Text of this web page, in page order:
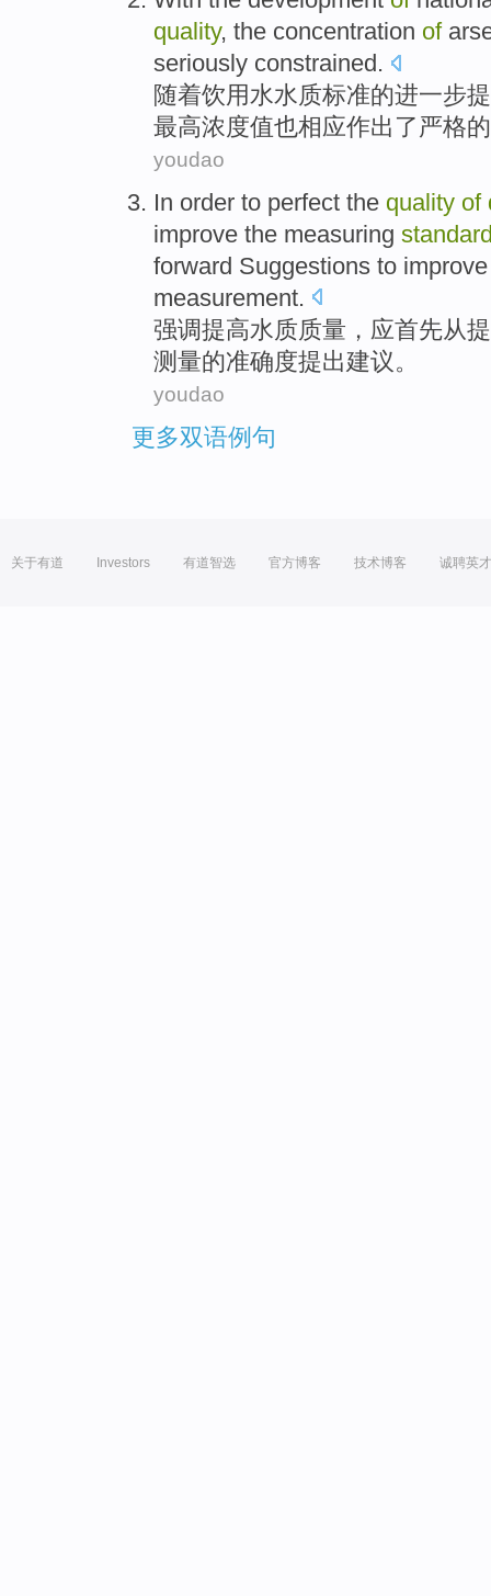
quality, the concentration of
seriously constrained.
随着饮用水水质标准的进一步
最高浓度值也相应作出了严格
youdao
In order to perfect the quality of
improve the measuring
forward Suggestions to
measurement.
强调提高水质质量 ， 应首先从
测量的准确度提出建议。
youdao
更多双语例句
关于有道 Investors 有道智选 官方博客 技术博客 诚聘英才